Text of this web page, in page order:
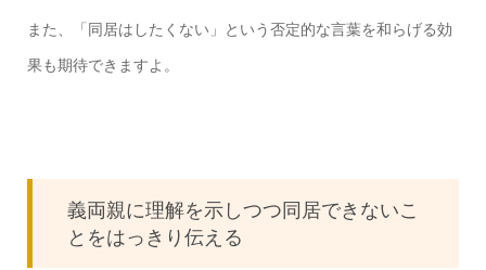
また、「同居はしたくない」という否定的な言葉を和らげる効
果も期待できますよ。
義両親に理解を示しつつ同居できないこ
とをはっきり伝える